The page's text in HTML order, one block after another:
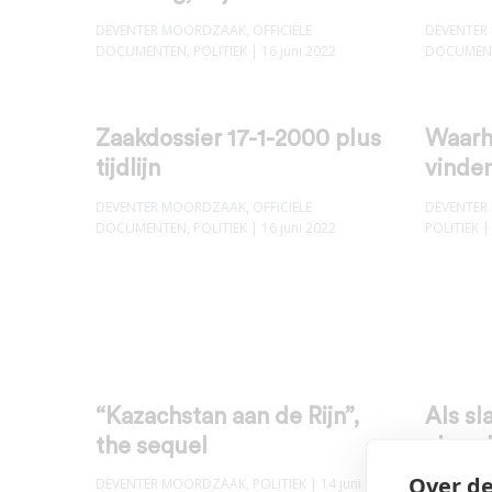
Over
DEVENTER MOORDZAAK, OFFICIËLE
DOCUMENTEN, POLITIEK | 16 juni 2022
Zaakdossier 17-1-2000 plus
tijdlijn
DEVENTER MOORDZAAK, OFFICIËLE
DOCUMENTEN, POLITIEK | 16 juni 2022
POLITIEK |
“Kazachstan aan de Rijn”,
the sequel
DEVENTER MOORDZAAK, POLITIEK | 14 juni
Als
vlees